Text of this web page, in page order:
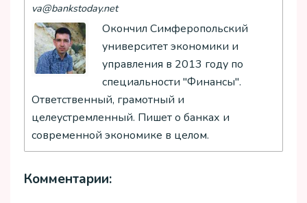
va@bankstoday.net
Окончил Симферопольский
университет экономики и
управления в 2013 году по
специальности "Финансы".
Ответственный, грамотный и
целеустремленный. Пишет о банках и
современной экономике в целом.
Комментарии: